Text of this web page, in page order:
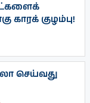
காரக் குழம்பு!
செய்வது